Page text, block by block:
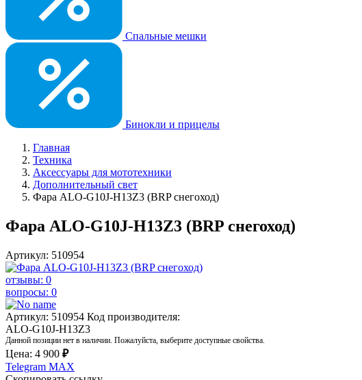
Спальные мешки
Бинокли и прицелы
Главная
Техника
Аксессуары для мототехники
Дополнительный свет
Фара ALO-G10J-H13Z3 (BRP снегоход)
Фара ALO-G10J-H13Z3 (BRP снегоход)
Артикул: 510954
отзывы: 0
вопросы: 0
Артикул: 510954 Код производителя:
ALO-G10J-H13Z3
Данной позиции нет в наличии. Пожалуйста, выберите доступные свойства.
Цена: 4 900 ₽
Telegram MAX